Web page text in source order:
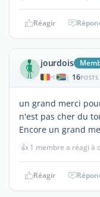
Réagir
jourdois
| 16POSTS
un grand merci
n'est pas cher du
Encore un grand
👍 1 membre a réagi à
Réagir